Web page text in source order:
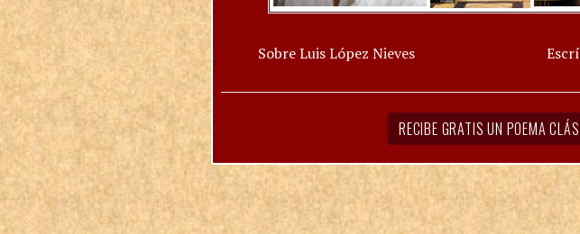
Sobre Luis López Nieves
RECIBE GRATIS UN POEMA